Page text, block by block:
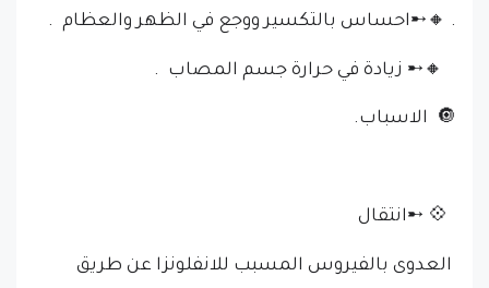
. 🔸➸احساس بالتكسير ووجع في الظهر والعظام .
🔸➸ زيادة في حرارة جسم المصاب .
🔘 الاسباب.
💠 ➸انتقال
العدوى بالفيروس المسبب للانفلونزا عن طريق